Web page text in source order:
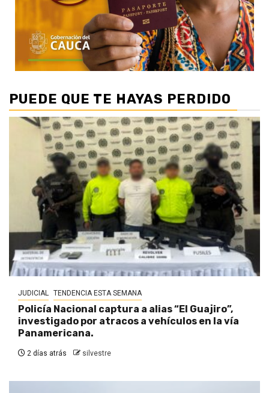
PUEDE QUE TE HAYAS PERDIDO
JUDICIAL TENDENCIA ESTA SEMANA
Policía Nacional captura a alias “El Guajiro”,
investigado por atracos a vehículos en la vía
Panamericana.
2 días atrás silvestre